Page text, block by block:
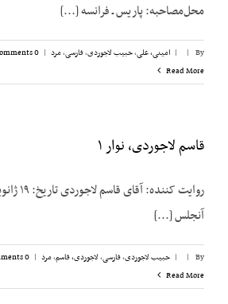
محل‌مصاحبه: پاریس ـ فرانسه [...]
By
|
| امینی، علی,حبیب لاجوردی,فارسی,مرد |
0 Comments
Read More
قاسم لاجوردی، نوار ۱
آنجلس [...]
By
|
| حبیب لاجوردی,فارسی,لاجوردی، قاسم,مرد |
0 Comments
Read More